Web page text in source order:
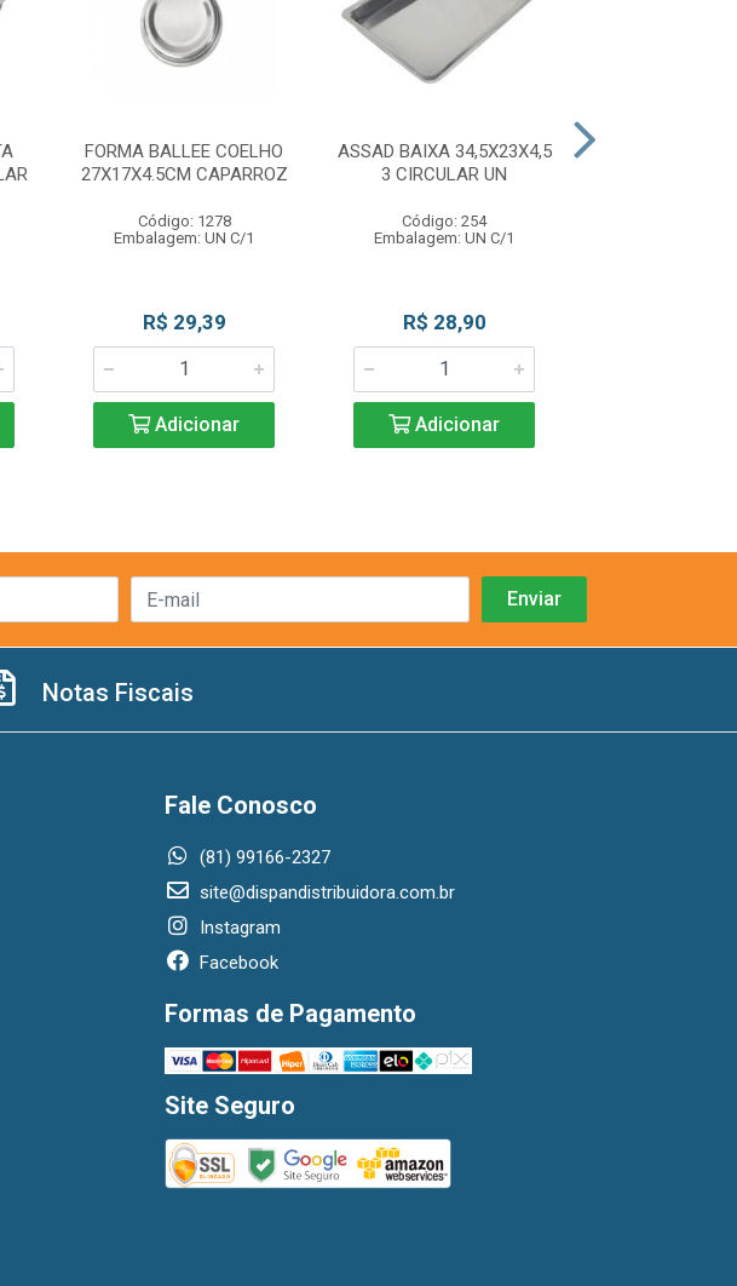
FORMA BALLEE COELHO
27X17X4.5CM CAPARROZ
Código: 1278
Embalagem: UN C/1
R$ 29,39
Adicionar
ASSAD BAIXA 34,5X23X4,5
3 CIRCULAR UN
Código: 254
Embalagem: UN C/1
R$ 28,90
Adicionar
Notas Fiscais
Fale Conosco
(81) 99166-2327
site@dispandistribuidora.com.br
Instagram
Facebook
Formas de Pagamento
Site Seguro